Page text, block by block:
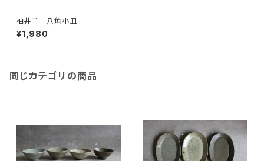
柏井羊 八角小皿
¥1,980
同じカテゴリの商品